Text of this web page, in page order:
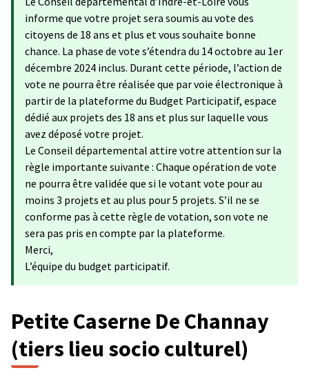
informe que votre projet sera soumis au vote des
citoyens de 18 ans et plus et vous souhaite bonne
chance. La phase de vote s’étendra du 14 octobre au 1er
décembre 2024 inclus. Durant cette période, l’action de
vote ne pourra être réalisée que par voie électronique à
partir de la plateforme du Budget Participatif, espace
dédié aux projets des 18 ans et plus sur laquelle vous
avez déposé votre projet.
Le Conseil départemental attire votre attention sur la
règle importante suivante : Chaque opération de vote
ne pourra être validée que si le votant vote pour au
moins 3 projets et au plus pour 5 projets. S’il ne se
conforme pas à cette règle de votation, son vote ne
sera pas pris en compte par la plateforme.
Merci,
L’équipe du budget participatif.
Petite Caserne De Channay
(tiers lieu socio culturel)